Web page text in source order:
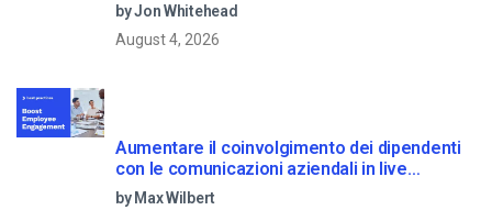
by Jon Whitehead
August 4, 2026
Aumentare il coinvolgimento dei dipendenti
con le comunicazioni aziendali in live
streaming
by Max Wilbert